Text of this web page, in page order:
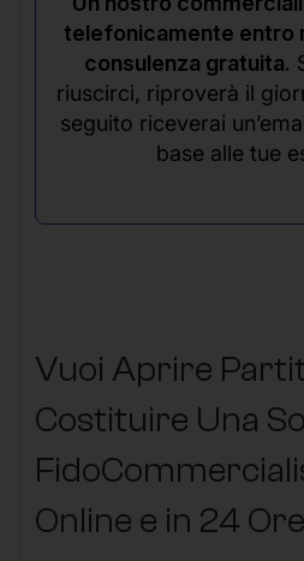
telefonicamente entro
consulenza gratuita.
riuscirci, riproverà il
seguito riceverai
base alle tue
Vuoi Aprire
Costituire Una
Online e in 24